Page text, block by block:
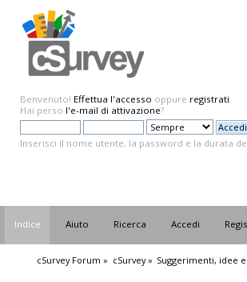
Benvenuto! Effettua l'accesso oppure registrati.
Hai perso l'e-mail di attivazione?
Inserisci il nome utente, la password e la durata
Indice Aiuto Ricerca Accedi
cSurvey Forum » cSurvey» Suggerimenti, idee